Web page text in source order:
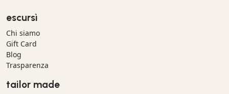
escursì
Chi siamo
Gift Card
Blog
Trasparenza
tailor made